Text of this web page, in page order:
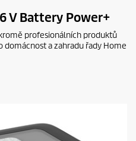
V Battery Power+
profesionálních produktů
a zahradu řady Home